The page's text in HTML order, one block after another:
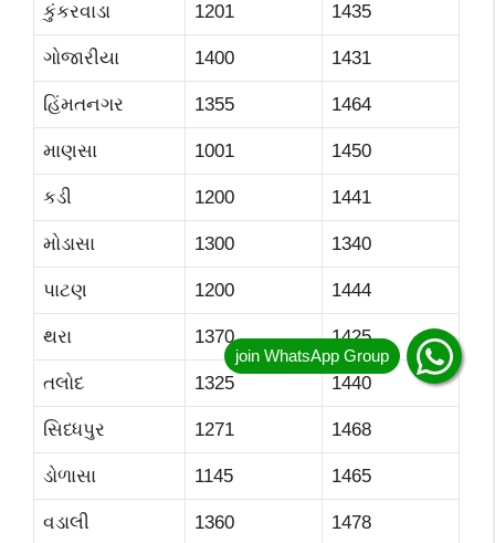
કુંકરવાડા 1201 1435
ગોજારીયા 1400 1431
હિંમતનગર 1355 1464
માણસા 1001 1450
કડી 1200 1441
મોડાસા 1300 1340
પાટણ 1200 1444
થરા 1370 1425
તલોદ 1325 1440
સિધ્ધપુર 1271 1468
ડોળાસા 1145 1465
વડાલી 1360 1478